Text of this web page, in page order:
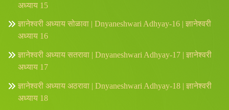
अध्याय 15
ज्ञानेश्वरी अध्याय सोळावा | Dnyaneshwari Adhyay-16 | ज्ञानेश्वरी
अध्याय 16
ज्ञानेश्वरी अध्याय सतरावा | Dnyaneshwari Adhyay-17 | ज्ञानेश्वरी
अध्याय 17
ज्ञानेश्वरी अध्याय अठरावा | Dnyaneshwari Adhyay-18 | ज्ञानेश्वरी
अध्याय 18